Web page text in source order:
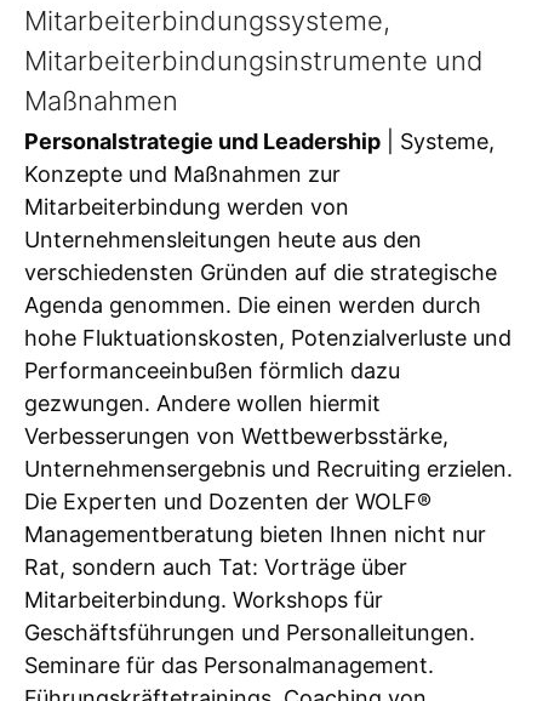
Mitarbeiterbindungssysteme,
Mitarbeiterbindungsinstrumente und
Maßnahmen
Personalstrategie und Leadership | Systeme,
Konzepte und Maßnahmen zur
Mitarbeiterbindung werden von
Unternehmensleitungen heute aus den
verschiedensten Gründen auf die strategische
Agenda genommen. Die einen werden durch
hohe Fluktuationskosten, Potenzialverluste und
Performanceeinbußen förmlich dazu
gezwungen. Andere wollen hiermit
Verbesserungen von Wettbewerbsstärke,
Unternehmensergebnis und Recruiting erzielen.
Die Experten und Dozenten der WOLF®
Managementberatung bieten Ihnen nicht nur
Rat, sondern auch Tat: Vorträge über
Mitarbeiterbindung. Workshops für
Geschäftsführungen und Personalleitungen.
Seminare für das Personalmanagement.